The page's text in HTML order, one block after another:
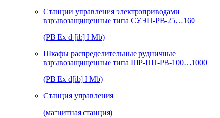
Станции управления электроприводами
взрывозащищенные типа СУЭП-РВ-25…160
(РВ Ex d [ib] I Mb)
Шкафы распределительные рудничные
взрывозащищенные типа ШР-ПП-РВ-100…1000
(РВ Ex d[ib] I Mb)
Станция управления
(магнитная станция)